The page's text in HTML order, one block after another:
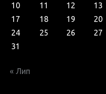
10
11 12 13
17
18 19 20
24
25 26 27
31
« Лип